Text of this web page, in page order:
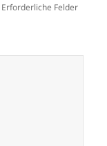
Erforderliche Felder